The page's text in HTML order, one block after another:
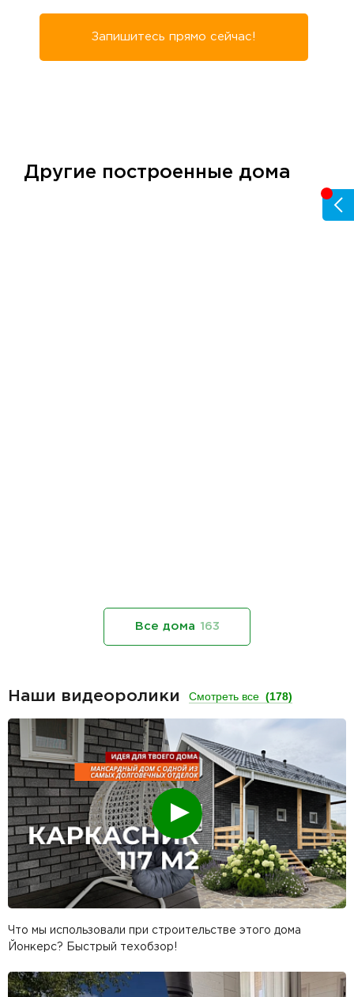
Запишитесь прямо сейчас!
Другие построенные дома
Все дома 163
Наши видеоролики Смотреть все (178)
Смотреть
Что мы использовали при строительстве этого дома
Йонкерс? Быстрый техобзор!